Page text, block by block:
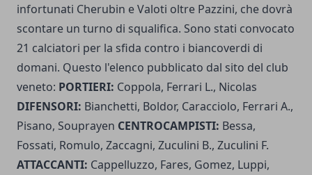
infortunati Cherubin e Valoti oltre Pazzini, che dovrà
scontare un turno di squalifica. Sono stati convocato
21 calciatori per la sfida contro i biancoverdi di
domani. Questo l'elenco pubblicato dal sito del club
veneto: PORTIERI: Coppola, Ferrari L., Nicolas
DIFENSORI: Bianchetti, Boldor, Caracciolo, Ferrari A.,
Pisano, Souprayen CENTROCAMPISTI: Bessa,
Fossati, Romulo, Zaccagni, Zuculini B., Zuculini F.
ATTACCANTI: Cappelluzzo, Fares, Gomez, Luppi,